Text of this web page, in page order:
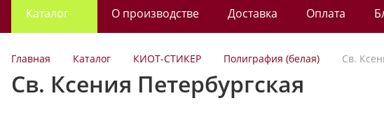
к
а
а
л
Каталог О производстве Доставка Оплата
Главная Каталог КИОТ-СТИКЕР Полиграфия (белая) Св.
Св. Ксения Петербургская